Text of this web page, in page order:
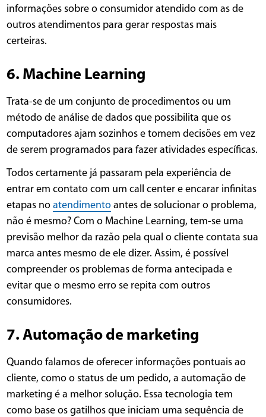
informações sobre o consumidor atendido com as de
outros atendimentos para gerar respostas mais
certeiras.
6. Machine Learning
Trata-se de um conjunto de procedimentos ou um
método de análise de dados que possibilita que os
computadores ajam sozinhos e tomem decisões em vez
de serem programados para fazer atividades específicas.
Todos certamente já passaram pela experiência de
entrar em contato com um call center e encarar infinitas
etapas noatendimento antes de solucionar o problema,
não é mesmo? Com o Machine Learning, tem-se uma
previsão melhor da razão pela qual o cliente contata sua
marca antes mesmo de ele dizer. Assim, é possível
compreender os problemas de forma antecipada e
evitar que o mesmo erro se repita com outros
consumidores.
7. Automação de marketing
Quando falamos de oferecer informações pontuais ao
cliente, como o status de um pedido, a automação de
marketing é a melhor solução. Essa tecnologia tem
como base os gatilhos que iniciam uma sequência de